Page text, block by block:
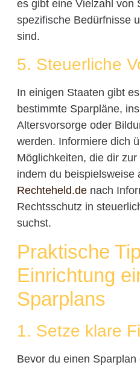
es gibt eine Vielzahl von
spezifische Bedürfnisse
sind.
5. Steuerliche
In einigen Staaten gibt
bestimmte Sparpläne,
Altersvorsorge oder
werden. Informiere dich
Möglichkeiten, die dir
indem du beispielsweise
Rechteheld.denach
Rechtsschutz in
suchst.
Praktische
Einrichtung
Sparplans
1. Setze klare
Bevor du einen